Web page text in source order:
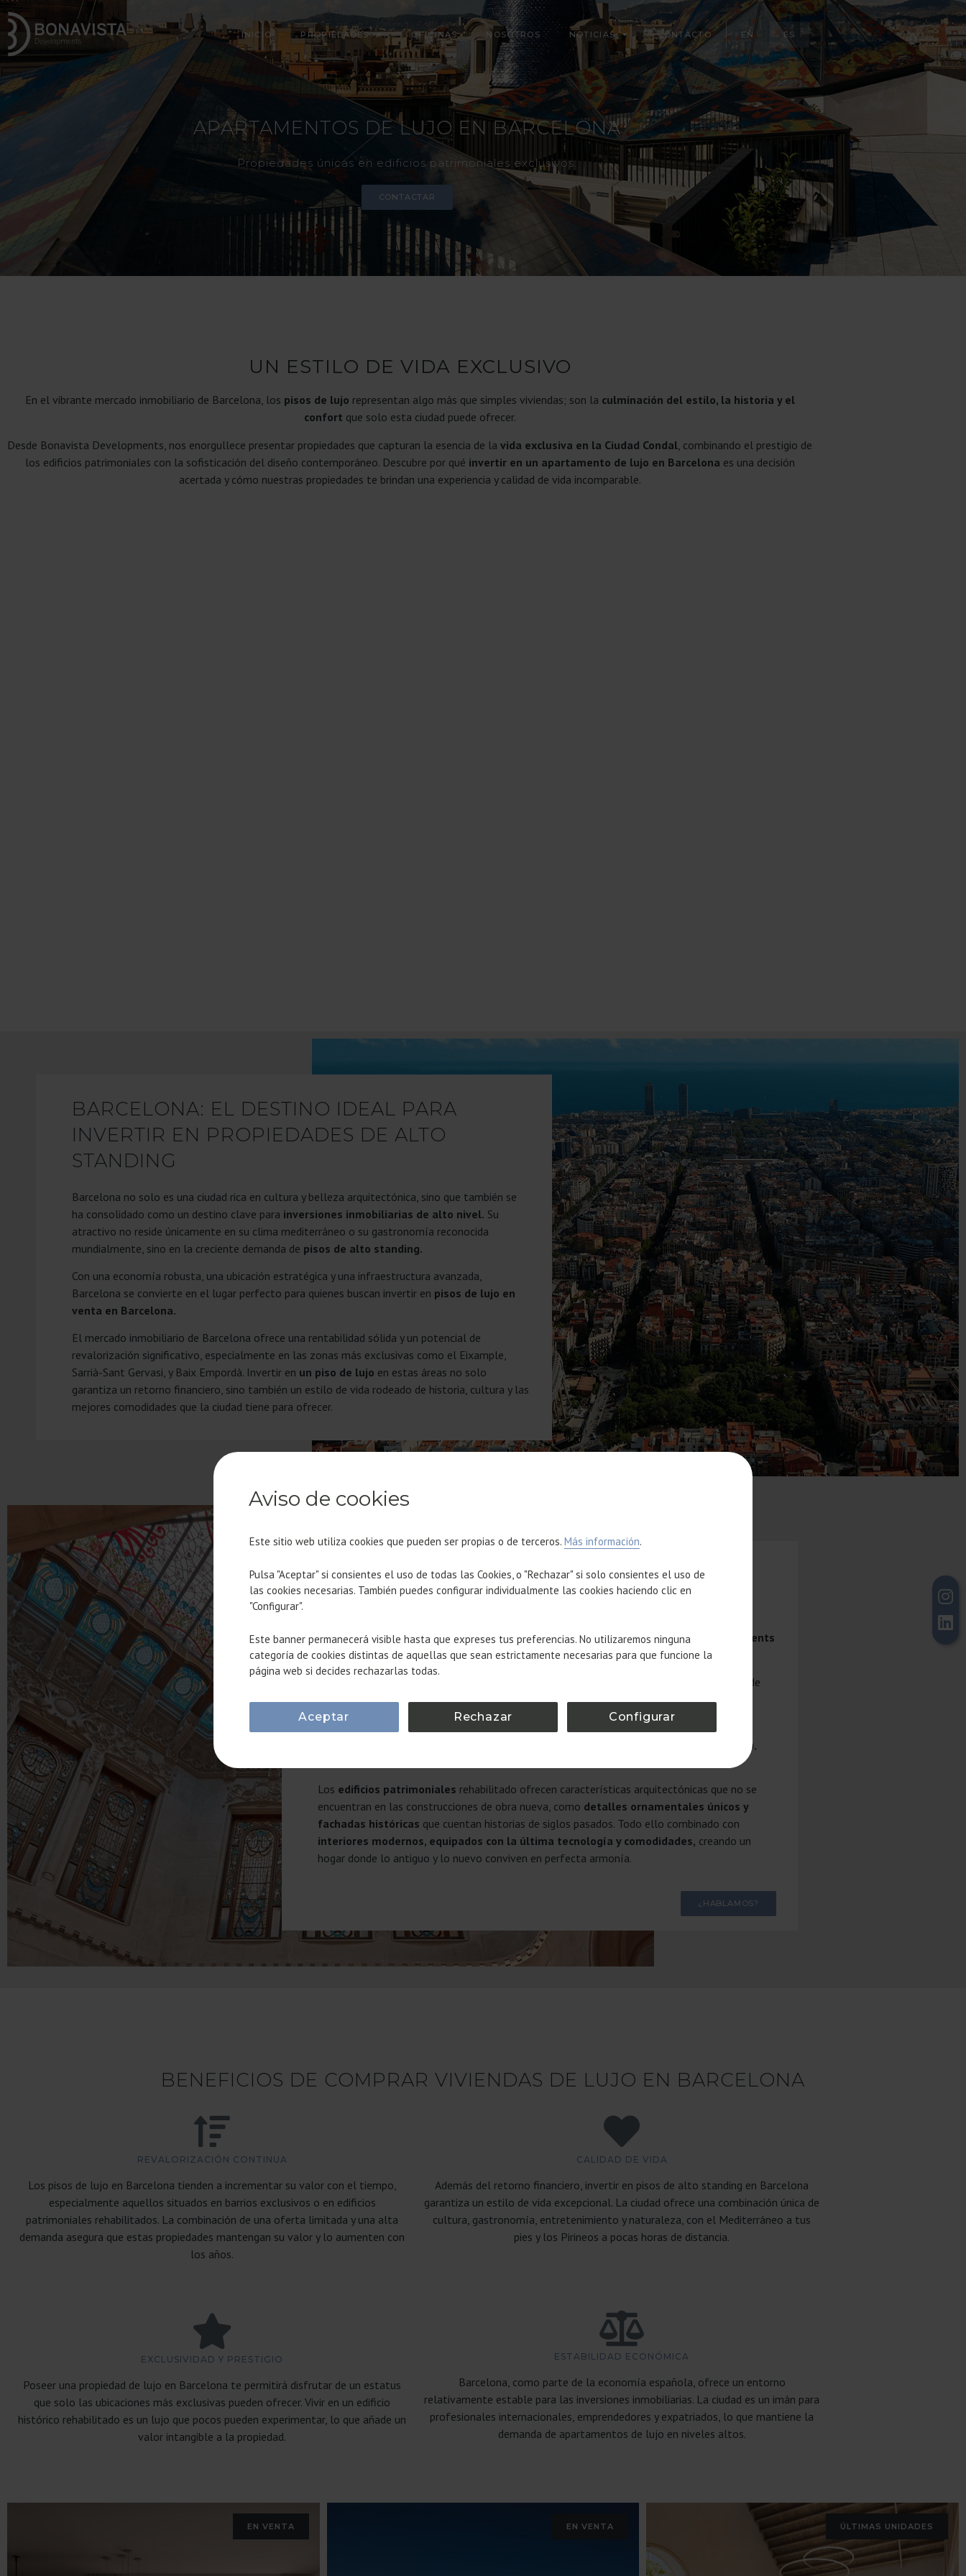
INICIO PROPIEDADES OFICINAS NOSOTROS NOTICIAS CONTACTO EN ES
APARTAMENTOS DE LUJO EN BARCELONA
Propiedades únicas en edificios patrimoniales exclusivos.
CONTACTAR
UN ESTILO DE VIDA EXCLUSIVO
En el vibrante mercado inmobiliario de Barcelona, los pisos de lujo representan algo más que simples viviendas; son la culminación del estilo, la historia y el
confort que solo esta ciudad puede ofrecer.
Desde Bonavista Developments, nos enorgullece presentar propiedades que capturan la esencia de la vida exclusiva en la Ciudad Condal , combinando el prestigio de
los edificios patrimoniales con la sofisticación del diseño contemporáneo. Descubre por qué invertir en un apartamento de lujo en Barcelona es una decisión
acertada y cómo nuestras propiedades te brindan una experiencia y calidad de vida incomparable.
BARCELONA: EL DESTINO IDEAL PARA
INVERTIR EN PROPIEDADES DE ALTO
STANDING
Barcelona no solo es una ciudad rica en cultura y belleza arquitectónica, sino que también se
ha consolidado como un destino clave para inversiones inmobiliarias de alto nivel. Su
atractivo no reside únicamente en su clima mediterráneo o su gastronomía reconocida
mundialmente, sino en la creciente demanda de pisos de alto standing.
Con una economía robusta, una ubicación estratégica y una infraestructura avanzada,
Barcelona se convierte en el lugar perfecto para quienes buscan invertir en pisos de lujo en
venta en Barcelona.
El mercado inmobiliario de Barcelona ofrece una rentabilidad sólida y un potencial de
revalorización significativo, especialmente en las zonas más exclusivas como el Eixample,
Sarrià-Sant Gervasi, y Baix Empordà. Invertir en un piso de lujo en estas áreas no solo
garantiza un retorno financiero, sino también un estilo de vida rodeado de historia, cultura y las
mejores comodidades que la ciudad tiene para ofrecer.
EL ENCANTO ÚNICO DE VIVIR EN UN
EDIFICIO PATRIMONIAL
Uno de los aspectos más fascinantes de adquirir una propiedad conBonavista Developments
es la oportunidad de vivir en un edificio patrimonial cuidadosamente rehabilitado.
Estos inmuebles no son simplemente lugares para habitar; son piezas vivas de la historia de
Barcelona que han sidorestauradas para mantener su esplendor originalmientras se
adaptan a las necesidades modernas.
en uno de nuestros proyectos de rehabilitación,
Los edificios patrimoniales rehabilitado ofrecen características arquitectónicas que no se
encuentran en las construcciones de obra nueva, como detalles ornamentales únicos y
fachadas históricas que cuentan historias de siglos pasados. Todo ello combinado con
interiores modernos, equipados con la última tecnología y comodidades, creando un
hogar donde lo antiguo y lo nuevo conviven en perfecta armonía.
¿HABLAMOS?
BENEFICIOS DE COMPRAR VIVIENDAS DE LUJO EN BARCELONA
REVALORIZACIÓN CONTINUA
Los pisos de lujo en Barcelona tienden a incrementar su valor con el tiempo,
especialmente aquellos situados en barrios exclusivos o en edificios
patrimoniales rehabilitados. La combinación de una oferta limitada y una alta
demanda asegura que estas propiedades mantengan su valor y lo aumenten con
los años.
EXCLUSIVIDAD Y PRESTIGIO
Poseer una propiedad de lujo en Barcelona te permitirá disfrutar de un estatus
que solo las ubicaciones más exclusivas pueden ofrecer. Vivir en un edificio
histórico rehabilitado es un lujo que pocos pueden experimentar, lo que añade un
valor intangible a la propiedad.
CALIDAD DE VIDA
Además del retorno financiero, invertir en pisos de alto standing en Barcelona
garantiza un estilo de vida excepcional. La ciudad ofrece una combinación única de
cultura, gastronomía, entretenimiento y naturaleza, con el Mediterráneo a tus
pies y los Pirineos a pocas horas de distancia.
ESTABILIDAD ECONÓMICA
Barcelona, como parte de la economía española, ofrece un entorno
relativamente estable para las inversiones inmobiliarias. La ciudad es un imán para
profesionales internacionales, emprendedores y expatriados, lo que mantiene la
demanda de apartamentos de lujo en niveles altos.
EN VENTA EN VENTA ÚLTIMAS UNIDADES
Aviso de cookies
Este sitio web utiliza cookies que pueden ser propias o de terceros. Más información.
Pulsa "Aceptar" si consientes el uso de todas las Cookies, o "Rechazar" si solo consientes el uso de
las cookies necesarias. También puedes configurar individualmente las cookies haciendo clic en
"Configurar".
Este banner permanecerá visible hasta que expreses tus preferencias. No utilizaremos ninguna
categoría de cookies distintas de aquellas que sean estrictamente necesarias para que funcione la
página web si decides rechazarlas todas.
Aceptar Rechazar Configurar